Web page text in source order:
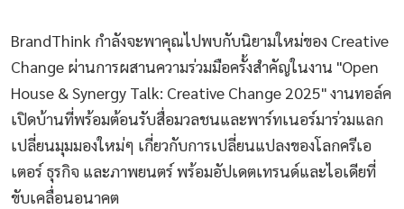
BrandThink กำลังจะพาคุณไปพบกับนิยามใหม่ของ Creative
Change ผ่านการผสานความร่วมมือครั้งสำคัญในงาน "Open
House & Synergy Talk: Creative Change 2025" งานทอล์ค
เปิดบ้านที่พร้อมต้อนรับสื่อมวลชนและพาร์ทเนอร์มาร่วมแลก
เปลี่ยนมุมมองใหม่ๆ เกี่ยวกับการเปลี่ยนแปลงของโลกครีเอ
เตอร์ ธุรกิจ และภาพยนตร์ พร้อมอัปเดตเทรนด์และไอเดียที่
ขับเคลื่อนอนาคต